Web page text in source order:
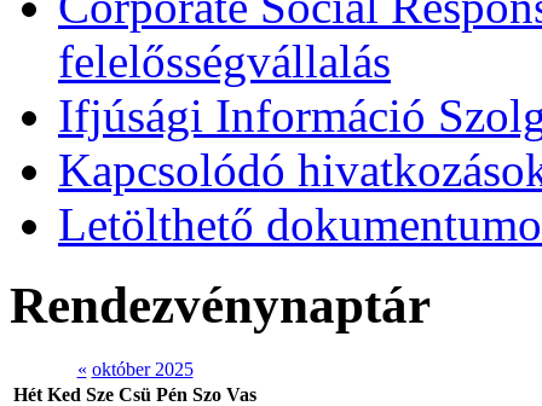
felelősségvállalás
Ifjúsági Információ
Kapcsolódó
Letölthető
Rendezvénynaptár
« október 2025
Hét Ked Sze Csü Pén Szo Vas